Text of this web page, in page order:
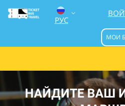
РУС
ENG
УКР
МОИ
НАЙДИТЕ ВАШ